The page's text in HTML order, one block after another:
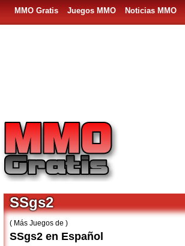
MMO Gratis Juegos MMO Noticias MMO
SSgs2
( Más Juegos de )
SSgs2 en Español